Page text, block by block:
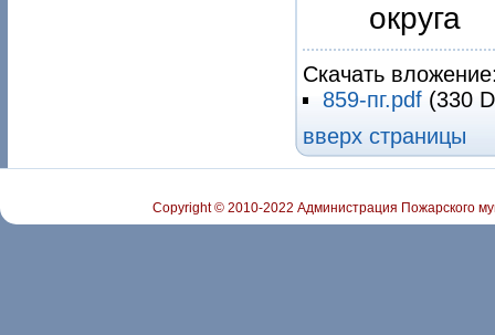
Скачать
859-пг.pdf (330
вверх страницы
Copyright © 2010-2022 Администрация Пожарского